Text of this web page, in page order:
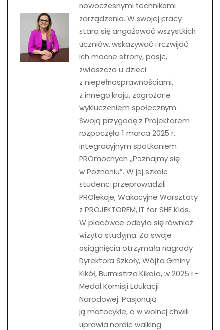
nowoczesnymi technikami
zarządzania. W swojej pracy
stara się angażować wszystkich
uczniów, wskazywać i rozwijać
ich mocne strony, pasje,
zwłaszcza u dzieci
z niepełnosprawnościami,
z innego kraju, zagrożone
wykluczeniem społecznym.
Swoją przygodę z Projektorem
rozpoczęła 1 marca 2025 r.
integracyjnym spotkaniem
PROmocnych ,,Poznajmy się
w Poznaniu”. W jej szkole
studenci przeprowadzili
PROlekcje, Wakacyjne Warsztaty
z PROJEKTOREM, IT for SHE Kids.
W placówce odbyła się również
wizyta studyjna. Za swoje
osiągnięcia otrzymała nagrody
Dyrektora Szkoły, Wójta Gminy
Kikół, Burmistrza Kikoła, w 2025 r.-
Medal Komisji Edukacji
Narodowej. Pasjonują
ją motocykle, a w wolnej chwili
uprawia nordic walking.